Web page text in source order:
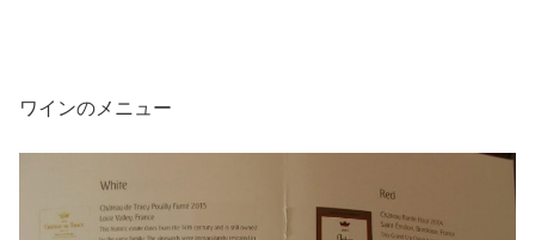
ワインのメニュー